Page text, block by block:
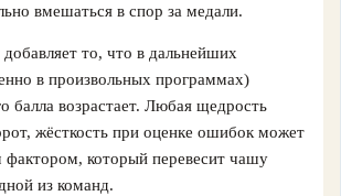
вмешаться в спор за медали.
то, что в дальнейших
в произвольных программах)
балла возрастает. Любая щедрость
жёсткость при оценке ошибок может
фактором, который перевесит чашу
из команд.